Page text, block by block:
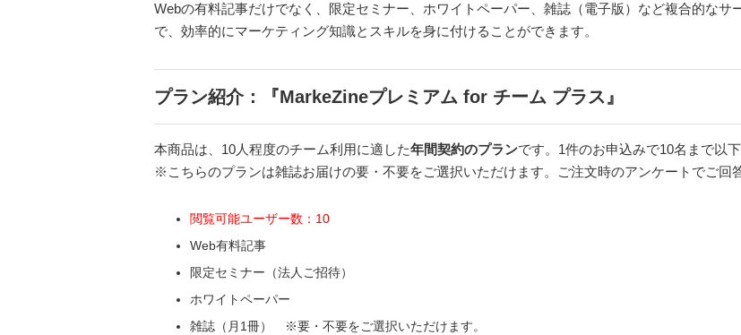
Webの有料記事だけでなく、限定セミナー、ホワイトペーパー、雑誌（電子版）など複合的な
で、効率的にマーケティング知識とスキルを身に付けることができます。
プラン紹介：『MarkeZineプレミアム for チーム プラス』
本商品は、10人程度のチーム利用に適した年間契約のプランです。1件のお申込みで10名まで以
※こちらのプランは雑誌お届けの要・不要をご選択いただけます。ご注文時のアンケートでご回
閲覧可能ユーザー数：10
Web有料記事
限定セミナー（法人ご招待）
ホワイトペーパー
雑誌（月1冊） ※要・不要をご選択いただけます。